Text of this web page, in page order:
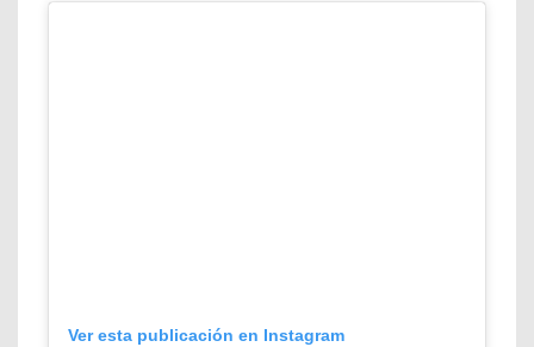
Ver esta publicación en Instagram